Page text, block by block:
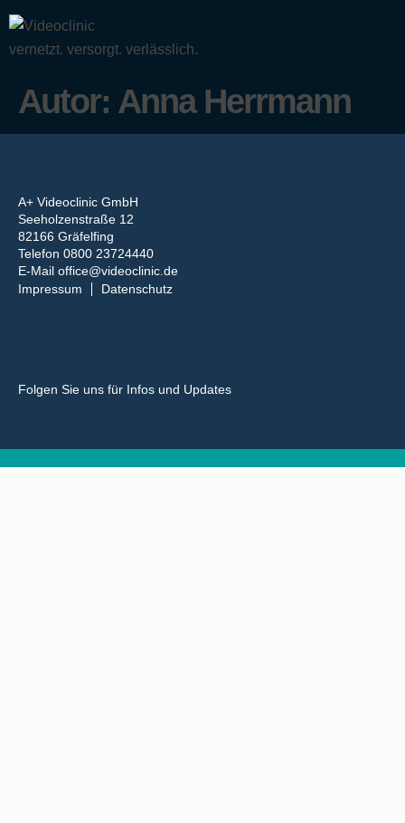
vernetzt. versorgt. verlässlich.
Autor: Anna Herrmann
A+ Videoclinic GmbH
Seeholzenstraße 12
82166 Gräfelfing
Telefon 0800 23724440
E-Mail office@videoclinic.de
Impressum
Datenschutz
Folgen Sie uns für Infos und Updates